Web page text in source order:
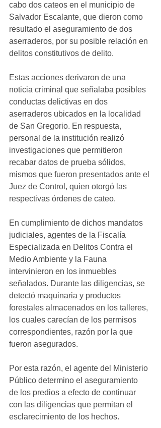
cabo dos cateos en el municipio de
Salvador Escalante, que dieron como
resultado el aseguramiento de dos
aserraderos, por su posible relación en
delitos constitutivos de delito.
Estas acciones derivaron de una
noticia criminal que señalaba posibles
conductas delictivas en dos
aserraderos ubicados en la localidad
de San Gregorio. En respuesta,
personal de la institución realizó
investigaciones que permitieron
recabar datos de prueba sólidos,
mismos que fueron presentados ante el
Juez de Control, quien otorgó las
respectivas órdenes de cateo.
En cumplimiento de dichos mandatos
judiciales, agentes de la Fiscalía
Especializada en Delitos Contra el
Medio Ambiente y la Fauna
intervinieron en los inmuebles
señalados. Durante las diligencias, se
detectó maquinaria y productos
forestales almacenados en los talleres,
los cuales carecían de los permisos
correspondientes, razón por la que
fueron asegurados.
Por esta razón, el agente del Ministerio
Público determino el aseguramiento
de los predios a efecto de continuar
con las diligencias que permitan el
esclarecimiento de los hechos.